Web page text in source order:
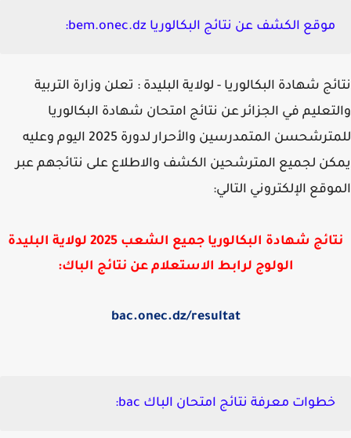
موقع الكشف عن نتائج البكالوريا bem.onec.dz:
شهادة البكالوريا - لولاية البليدة : تعلن وزارة التربية
في الجزائر عن نتائج امتحان شهادة البكالوريا
المتمدرسين والأحرار لدورة 2025 اليوم
وعليه
لجميع المترشحين الكشف والاطلاع على نتائجهم عبر
الإلكتروني التالي:
شهادة البكالوريا جميع الشعب 2025 لولاية
البليدة
الولوج لرابط الاستعلام عن نتائج الباك:
bac.onec.dz/resultat
خطوات معرفة نتائج امتحان الباك bac: